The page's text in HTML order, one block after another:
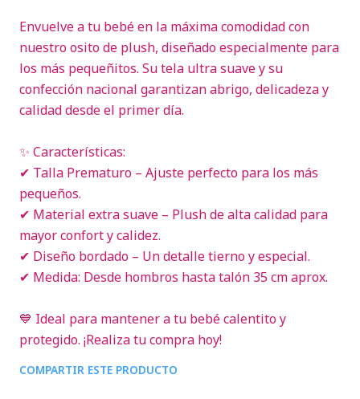
Envuelve a tu bebé en la máxima comodidad con
nuestro osito de plush, diseñado especialmente para
los más pequeñitos. Su tela ultra suave y su
confección nacional garantizan abrigo, delicadeza y
calidad desde el primer día.
✨ Características:
✔ Talla Prematuro – Ajuste perfecto para los más
pequeños.
✔ Material extra suave – Plush de alta calidad para
mayor confort y calidez.
✔ Diseño bordado – Un detalle tierno y especial.
✔ Medida: Desde hombros hasta talón 35 cm aprox.
💙 Ideal para mantener a tu bebé calentito y
protegido. ¡Realiza tu compra hoy!
COMPARTIR ESTE PRODUCTO